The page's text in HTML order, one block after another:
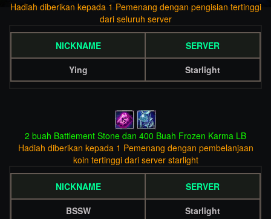
Hadiah diberikan kepada 1 Pemenang dengan pengisian tertinggi
dari seluruh server
NICKNAME
SERVER
Ying
Starlight
2 buah Battlement Stone dan 400 Buah Frozen Karma LB
Hadiah diberikan kepada 1 Pemenang dengan pembelanjaan
koin tertinggi dari server starlight
NICKNAME
SERVER
BSSW
Starlight